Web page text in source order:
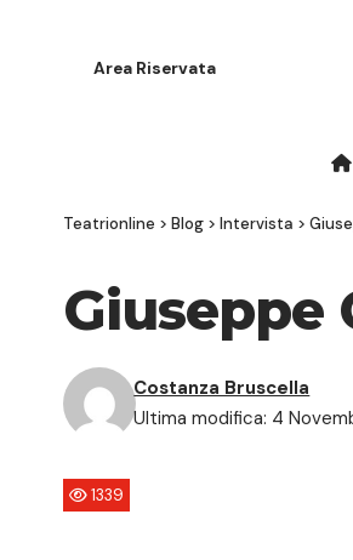
Area Riservata
Teatrionline > Blog > Intervista >
Giuseppe
Ultima modifica: 4
Costanza Bruscella
1339